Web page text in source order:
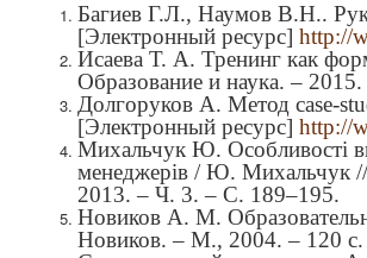
Багиев Г.Л., Наумов В.Н..
[Электронный ресурс] http://
Исаева Т. А. Тренинг как
Образование и наука. – 2015.
Долгоруков А. Метод case-
[Электронный ресурс] http://
Михальчук Ю. Особливості
менеджерів / Ю. Михальчук //
2013. – Ч. 3. – С. 189–195.
Новиков А. М.
Новиков. – М., 2004. – 120 с.